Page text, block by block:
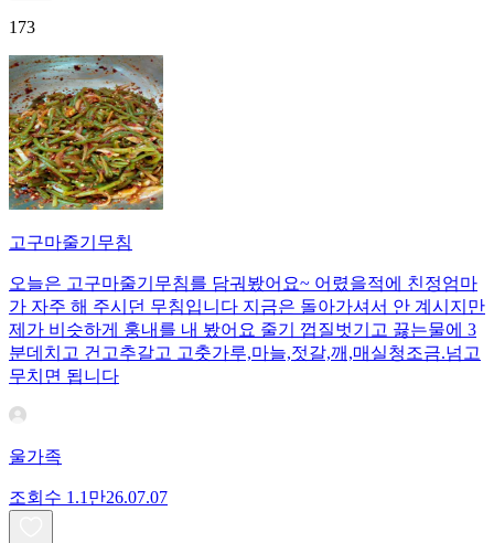
173
고구마줄기무침
오늘은 고구마줄기무침를 담궈봤어요~ 어렸을적에 친정엄마
가 자주 해 주시던 무침입니다 지금은 돌아가셔서 안 계시지만
제가 비슷하게 훙내를 내 봤어요 줄기 껍질벗기고 끓는물에 3
분데치고 건고추갈고 고춧가루,마늘,젓갈,깨,매실청조금.넘고
무치면 됩니다
울가족
조회수 1.1만26.07.07